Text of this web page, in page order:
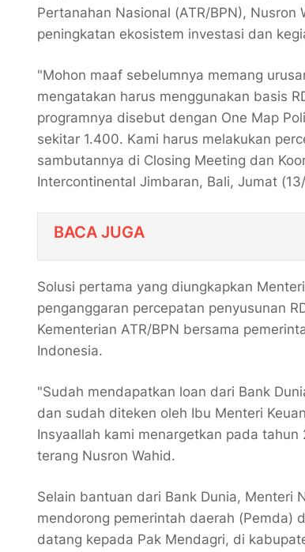
Pertanahan Nasional (ATR/BPN),
peningkatan ekosistem investasi dan
"Mohon maaf sebelumnya memang
mengatakan harus menggunakan basis
programnya disebut dengan One Map
sekitar 1.400. Kami harus melakukan
sambutannya di Closing Meeting dan
Intercontinental Jimbaran, Bali, Jumat
BACA JUGA
Solusi pertama yang diungkapkan
penganggaran percepatan penyusunan
Kementerian ATR/BPN bersama
Indonesia.
"Sudah mendapatkan loan dari Bank
dan sudah diteken oleh Ibu Menteri
Insyaallah kami menargetkan pada
terang Nusron Wahid.
Selain bantuan dari Bank Dunia, Menteri
mendorong pemerintah daerah (Pemda)
datang kepada Pak Mendagri, di